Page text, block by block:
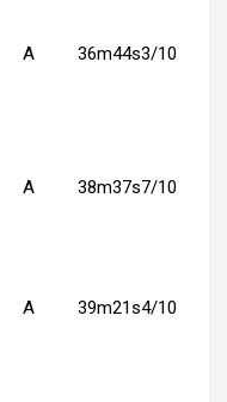
A 36m44s3/10
A 38m37s7/10
A 39m21s4/10